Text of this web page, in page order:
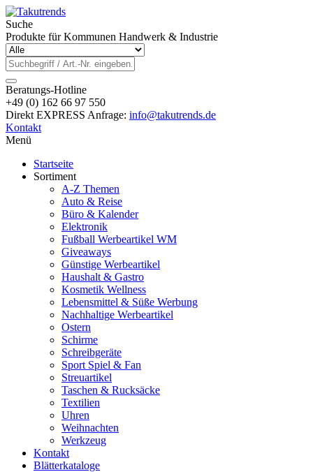
Suche
Produkte für Kommunen Handwerk & Industrie
Beratungs-Hotline
+49 (0) 162 66 97 550
Direkt EXPRESS Anfrage: info@takutrends.de
Kontakt
Menü
Startseite
Sortiment
A-Z Themen
Auto & Reise
Büro & Kalender
Elektronik
Fußball Werbeartikel WM
Giveaways
Günstige Werbeartikel
Haushalt & Gastro
Kosmetik Wellness
Lebensmittel & Süße Werbung
Nachhaltige Werbeartikel
Ostern
Schirme
Schreibgeräte
Sport Spiel & Fan
Streuartikel
Taschen & Rucksäcke
Textilien
Uhren
Weihnachten
Werkzeug
Kontakt
Blätterkataloge